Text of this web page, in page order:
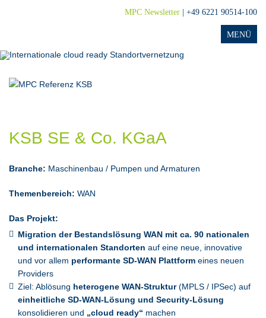
MPC Newsletter | +49 6221 90514-100
KSB SE & Co. KGaA
Branche: Maschinenbau / Pumpen und Armaturen
Themenbereich: WAN
Das Projekt:
Migration der Bestandslösung WAN mit ca. 90 nationalen
und internationalen Standorten auf eine neue, innovative
und vor allem performante SD-WAN Plattform eines neuen
Providers
Ziel: Ablösung heterogene WAN-Struktur(MPLS / IPSec) auf
einheitliche SD-WAN-Lösung und Security-Lösung
konsolidieren und „cloud ready“ machen